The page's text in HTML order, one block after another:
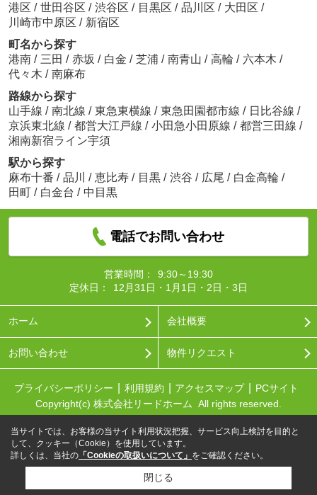
港区 / 世田谷区 / 渋谷区 / 目黒区 / 品川区 / 大田区 /
川崎市中原区 / 新宿区
町名から探す
港南 / 三田 / 赤坂 / 白金 / 芝浦 / 南青山 / 高輪 / 六本木 /
代々木 / 南麻布
路線から探す
山手線 / 南北線 / 東急東横線 / 東急田園都市線 / 日比谷線 /
京浜東北線 / 都営大江戸線 / 小田急小田原線 / 都営三田線 /
湘南新宿ライン宇須
駅から探す
麻布十番 / 品川 / 恵比寿 / 目黒 / 渋谷 / 広尾 / 白金高輪 /
田町 / 白金台 / 中目黒
電話でお問い合わせ
営業時間：
9:30～19:30
定休日：
12月31日・1月1日・2日・3日
ホーム 会社概要
お問い合わせ 物件リクエスト
プライバシーポリシー 利用規約 アクセスマップ
PCサイト
Copyright(c) 株式会社リードホーム All rights reserved.
当サイトでは、お客様の当サイト利用状況把握、サービス向上検討を目的と
して、クッキー（Cookie）を使用しています。
詳しくは、当社の 「Cookieの取扱いについて」 をご確認ください。
閉じる